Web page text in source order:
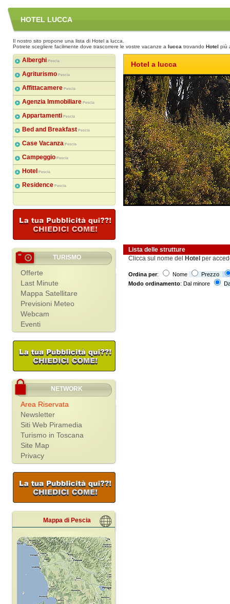
HOTEL LUCCA
Il nostro sito propone una lista di Hotel a lucca.
Potrete scegliere facilmente dove trascorrere le vostre vacanze a lucca trovando Hotel più
Alberghi Pescia
Agriturismo Pescia
Affittacamere Pescia
Agenzia Immobiliare Pescia
Appartamenti Pescia
Bed and Breakfast Pescia
Case Vacanza Pescia
Campeggio Pescia
Hotel Pescia
Residence Pescia
TURISMO
Offerte
Last Minute
Mappa Satellitare
Previsioni Meteo
Webcam
Eventi
NETWORK
Area Riservata
Newsletter
Siti Web Piramedia
Turismo in Toscana
Site Map
Privacy
Mappa di Pescia
Hotel a lucca
Lista delle strutture
Clicca sul nome del
Hotel per
Ordina per: Nome
Prezzo
Modo ordinamento: Dal minore